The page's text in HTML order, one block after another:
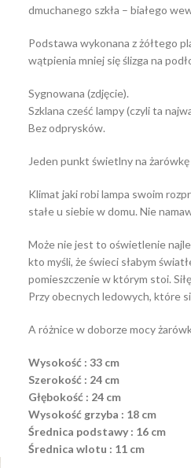
dmuchanego szkła – białego
Podstawa wykonana z żółtego
wątpienia mniej się ślizga na
Sygnowana (zdjęcie).
Szklana cześć lampy (czyli ta
Bez odprysków.
Jeden punkt świetlny na
Klimat jaki robi lampa swoim
stałe u siebie w domu. Nie
Może nie jest to oświetlenie
kto myśli, że świeci słabym
pomieszczenie w którym stoi.
Przy obecnych ledowych, które
A różnice w doborze mocy
Wysokość : 33 cm
Szerokość : 24 cm
Głębokość : 24 cm
Wysokość grzyba : 18 cm
Średnica podstawy : 16 cm
Średnica wlotu : 11 cm